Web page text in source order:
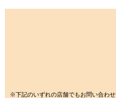
※下記のいずれの店舗でもお問い合わせ